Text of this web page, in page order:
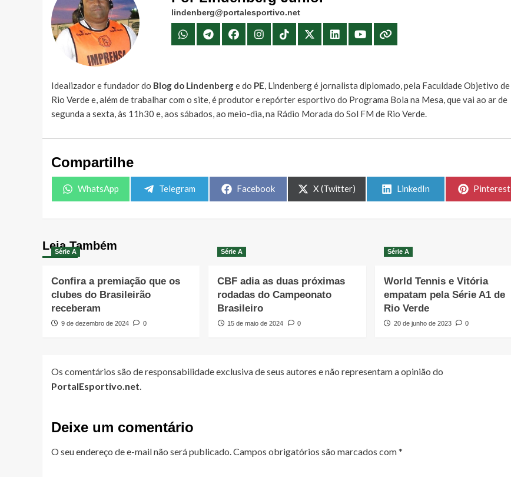
lindenberg@portalesportivo.net
Idealizador e fundador do Blog do Lindenberge do PE, Lindenberg é jornalista diplomado, pela Faculdade Objetivo de
Rio Verde e, além de trabalhar com o site, é produtor e repórter esportivo do Programa Bola na Mesa, que vai ao ar de
segunda a sexta, às 11h30 e, aos sábados, ao meio-dia, na Rádio Morada do Sol FM de Rio Verde.
Compartilhe
Share
WhatsApp
Share
Telegram
Share
Facebook
Share
on
X (Twitter)
Share
LinkedIn
Share
Pinterest
Leia Também
Série A
Confira a premiação que os
clubes do Brasileirão
receberam
9 de dezembro de 2024 0
Série A
CBF adia as duas próximas
rodadas do Campeonato
Brasileiro
15 de maio de 2024 0
Série A
World Tennis e Vitória
empatam pela Série A1 de
Rio Verde
20 de junho de 2023 0
Os comentários são de responsabilidade exclusiva de seus autores e não representam a opinião do
PortalEsportivo.net
Deixe um comentário
O seu endereço de e-mail não será publicado. Campos obrigatórios são marcados com*